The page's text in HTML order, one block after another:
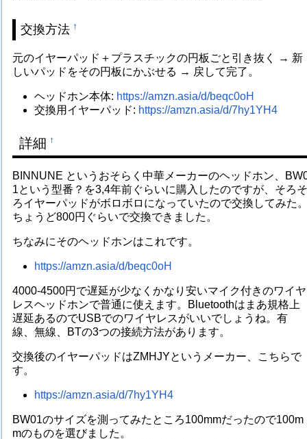
交換方法 †
元のイヤーパッド＋プラスチックの円板ごと引き抜く → 新
しいパッドをその円板にかぶせる → 戻して完了。
ヘッドホン本体: https://amzn.asia/d/beqc0oH
交換用イヤーパッド: https://amzn.asia/d/7hy1YH4
詳細 †
BINNUNE というおそらく中華メーカーのヘッドホン、
1という型番？を3,4年前ぐらいに購入したのですが、そろ
ろイヤーパッドがボロボロになっていたので交換してみた
ちょうど800円ぐらいで交換できました。
ちなみにそのヘッドホンはこれです。
https://amzn.asia/d/beqc0oH
4000-4500円で遅延が少なくかなり安いマイク付きのワイヤ
レスヘッドホンで普通に使えます。Bluetoothはまあ規格上
遅延あるのでUSBでのワイヤレスがいいでしょうね。有
線、無線、BTの3つの接続方法があります。
交換後のイヤーパッドはZMHJYというメーカー、こちらで
す。
https://amzn.asia/d/7hy1YH4
BW01のサイズを測ってみたところ100mmだったので100m
mのものを選びました。